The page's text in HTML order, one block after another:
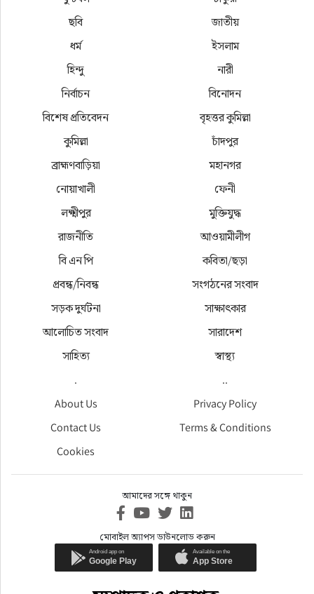
ছবি
জাতীয়
ধর্ম
ইসলাম
হিন্দু
নারী
নির্বাচন
বিনোদন
বিশেষ প্রতিবেদন
বৃহত্তর কুমিল্লা
কুমিল্লা
চাঁদপুর
ব্রাহ্মণবাড়িয়া
মহানগর
নোয়াখালী
ফেনী
লক্ষ্মীপুর
মুক্তিযুদ্ধ
রাজনীতি
আওয়ামীলীগ
বি এন পি
কবিতা/ছড়া
প্রবন্ধ/নিবন্ধ
সংগঠনের সংবাদ
সড়ক দুর্ঘটনা
সাক্ষাৎকার
আলোচিত সংবাদ
সারাদেশ
সাহিত্য
স্বাস্থ্য
.
..
About Us
Privacy Policy
Contact Us
Terms & Conditions
Cookies
আমাদের সঙ্গে থাকুন
মোবাইল অ্যাপস ডাউনলোড করুন